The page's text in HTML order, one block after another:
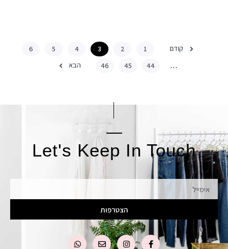
קודם 1
2
3
4
5
6
…
44
45
46 הבא
Let's Keep In Touch
אימייל
הצטרפות